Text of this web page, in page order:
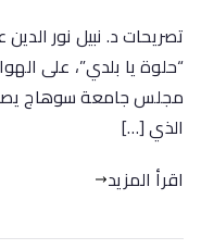
تصريحات د. نبيل نور
“حلوة يا بلدي”، على
مجلس جامعة سوهاج
الذي […]
اقرأ المزيد